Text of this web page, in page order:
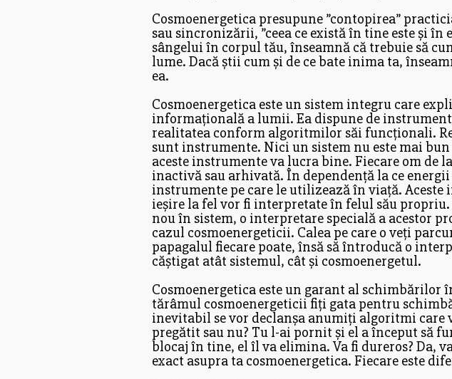
Cosmoenergetica presupune ”contopirea”
sau sincronizării, ”ceea ce există în tine este și
sângelui în corpul tău, înseamnă că trebuie să
lume. Dacă știi cum și de ce bate inima ta,
ea.
Cosmoenergetica este un sistem integru care
informațională a lumii. Ea dispune de
realitatea conform algoritmilor săi funcționali.
sunt instrumente. Nici un sistem nu este mai
aceste instrumente va lucra bine. Fiecare om de
inactivă sau arhivată. În dependență la ce
instrumente pe care le utilizează în viață.
ieșire la fel vor fi interpretate în felul său
nou în sistem, o interpretare specială a acestor
cazul cosmoenergeticii. Calea pe care o veți
papagalul fiecare poate, însă să întroducă o
căștigat atât sistemul, cât și cosmoenergetul.
Cosmoenergetica este un garant al schimbărilor
tărâmul cosmoenergeticii fiți gata pentru
inevitabil se vor declanșa anumiți algoritmi care
pregătit sau nu? Tu l-ai pornit și el a început să
blocaj în tine, el îl va elimina. Va fi dureros? Da,
exact asupra ta cosmoenergetica. Fiecare este